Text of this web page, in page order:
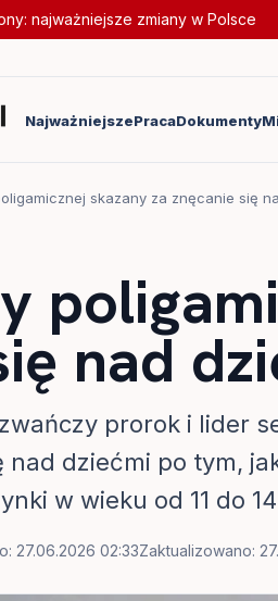
najważniejsze zmiany w Polsce
NajważniejszePracaDokumenty
skazany za znęcanie się
nad
prorok i lider
nad dziećmi po tym,
w wieku od 11 do
27.06.2026 02:33Zaktualizowano: